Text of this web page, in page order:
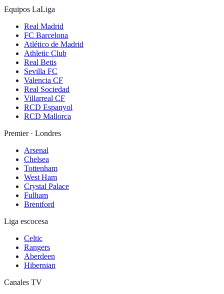
Equipos LaLiga
Real Madrid
FC Barcelona
Atlético de Madrid
Athletic Club
Real Betis
Sevilla FC
Valencia CF
Real Sociedad
Villarreal CF
RCD Espanyol
RCD Mallorca
Premier · Londres
Arsenal
Chelsea
Tottenham
West Ham
Crystal Palace
Fulham
Brentford
Liga escocesa
Celtic
Rangers
Aberdeen
Hibernian
Canales TV